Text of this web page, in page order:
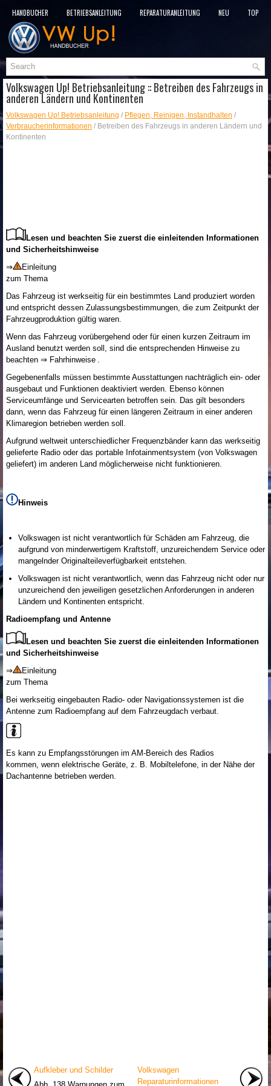
HANDBÜCHER BETRIEBSANLEITUNG REPARATURANLEITUNG NEU
TOP
SITEMAP
Volkswagen Up! Betriebsanleitung :: Betreiben des Fahrzeugs in
anderen Ländern und Kontinenten
Volkswagen Up! Betriebsanleitung / Pflegen, Reinigen, Instandhalten /
Verbraucherinformationen / Betreiben des Fahrzeugs in anderen Ländern und
Kontinenten
Lesen und beachten Sie zuerst die einleitenden Informationen
und Sicherheitshinweise
⇒
Einleitung
zum Thema
Das Fahrzeug ist werkseitig für ein bestimmtes Land produziert worden
und entspricht dessen Zulassungsbestimmungen, die zum Zeitpunkt der
Fahrzeugproduktion gültig waren.
Wenn das Fahrzeug vorübergehend oder für einen kurzen Zeitraum im
Ausland benutzt werden soll, sind die entsprechenden Hinweise zu
beachten ⇒ Fahrhinweise .
Gegebenenfalls müssen bestimmte Ausstattungen nachträglich ein- oder
ausgebaut und Funktionen deaktiviert werden. Ebenso können
Serviceumfänge und Servicearten betroffen sein. Das gilt besonders
dann, wenn das Fahrzeug für einen längeren Zeitraum in einer anderen
Klimaregion betrieben werden soll.
Aufgrund weltweit unterschiedlicher Frequenzbänder kann das werkseitig
gelieferte Radio oder das portable Infotainmentsystem (von Volkswagen
geliefert) im anderen Land möglicherweise nicht funktionieren.
Hinweis
Volkswagen ist nicht verantwortlich für Schäden am Fahrzeug, die
aufgrund von minderwertigem Kraftstoff, unzureichendem Service oder
mangelnder Originalteileverfügbarkeit entstehen.
Volkswagen ist nicht verantwortlich, wenn das Fahrzeug nicht oder nur
unzureichend den jeweiligen gesetzlichen Anforderungen in anderen
Ländern und Kontinenten entspricht.
Radioempfang und Antenne
Lesen und beachten Sie zuerst die einleitenden Informationen
und Sicherheitshinweise
⇒
Einleitung
zum Thema
Bei werkseitig eingebauten Radio- oder Navigationssystemen ist die
Antenne zum Radioempfang auf dem Fahrzeugdach verbaut.
Es kann zu Empfangsstörungen im AM-Bereich des Radios
kommen, wenn elektrische Geräte, z. B. Mobiltelefone, in der Nähe der
Dachantenne betrieben werden.
Aufkleber und Schilder
Volkswagen
Reparaturinformationen